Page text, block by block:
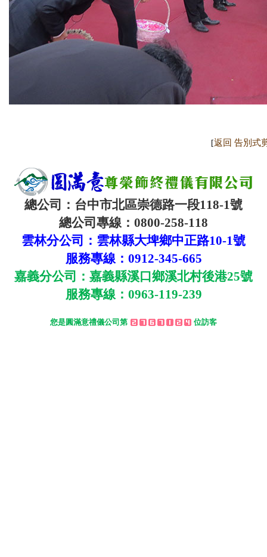
[返回 告別式
總公司：台中市北區崇德路一段118-1號
總公司專線： 0800-258-118
雲林分公司：雲林縣大埤鄉中正路10-1號
服務專線： 0912-345-665
嘉義分公司：嘉義縣溪口鄉溪北村後港25號
服務專線： 0963-119-239
您是圓滿意禮儀公司第 位訪客